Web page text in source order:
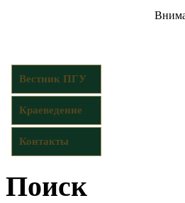
Вестник ПГУ
Краеведение
Контакты
Поиск